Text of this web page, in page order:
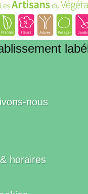
nous
horaires